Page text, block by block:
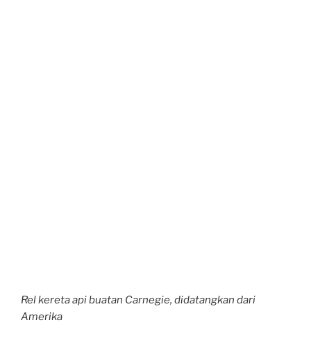
Rel kereta api buatan Carnegie, didatangkan dari
Amerika